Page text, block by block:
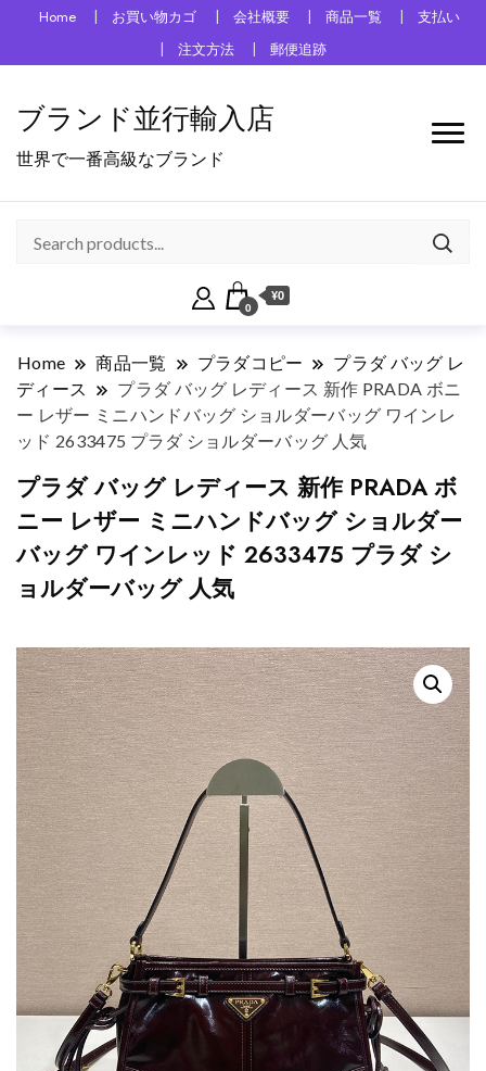
Home お買い物カゴ 会社概要 商品一覧
支払い
注文方法
郵便追跡
ブランド並行輸入店
世界で一番高級なブランド
0
¥0
Home 商品一覧 プラダコピー
プラダ バッグ レ
ディース
プラダ バッグ レディース 新作 PRADA ボニ
ー レザー ミニハンドバッグ ショルダーバッグ ワインレ
ッド 2633475 プラダ ショルダーバッグ 人気
プラダ バッグ レディース 新作 PRADA ボ
ニー レザー ミニハンドバッグ ショルダー
バッグ ワインレッド 2633475 プラダ シ
ョルダーバッグ 人気